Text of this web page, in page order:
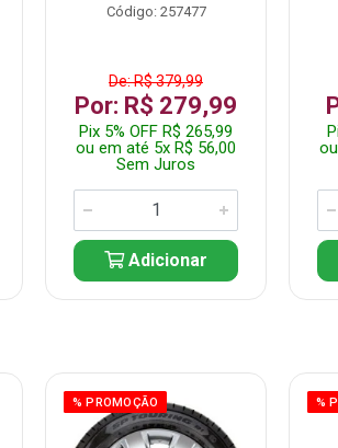
Código: 257477
De: R$ 379,99
Por: R$ 279,99
Pix 5% OFF R$ 265,99
ou em até 5x R$ 56,00
Sem Juros
Adicionar
% PROMOÇÃO %